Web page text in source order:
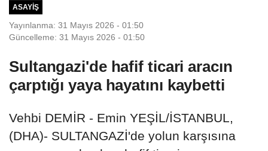
ASAYIŞ
Yayınlanma: 31 Mayıs 2026 - 01:50
Güncelleme: 31 Mayıs 2026 - 01:50
Sultangazi'de hafif ticari aracın
çarptığı yaya hayatını kaybetti
Vehbi DEMİR - Emin YEŞİL/İSTANBUL,
(DHA)- SULTANGAZİ'de yolun karşısına